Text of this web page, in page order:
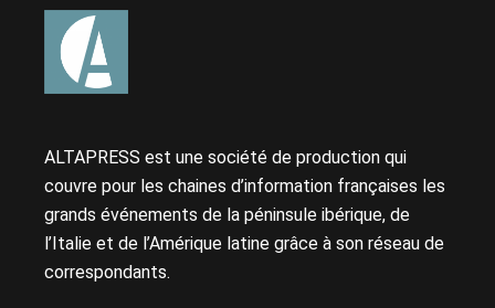
ALTAPRESS est une société de production qui
couvre pour les chaines d’information françaises les
grands événements de la péninsule ibérique, de
l’Italie et de l’Amérique latine grâce à son réseau de
correspondants.